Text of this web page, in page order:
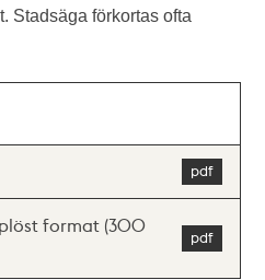
Stadsäga förkortas ofta
format (300